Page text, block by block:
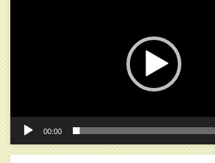
画
プ
レ
ー
ヤ
ー
00:00